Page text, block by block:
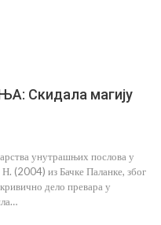
Скидала магију
унутрашњих послова у
(2004) из Бачке Паланке, због
дело превара у